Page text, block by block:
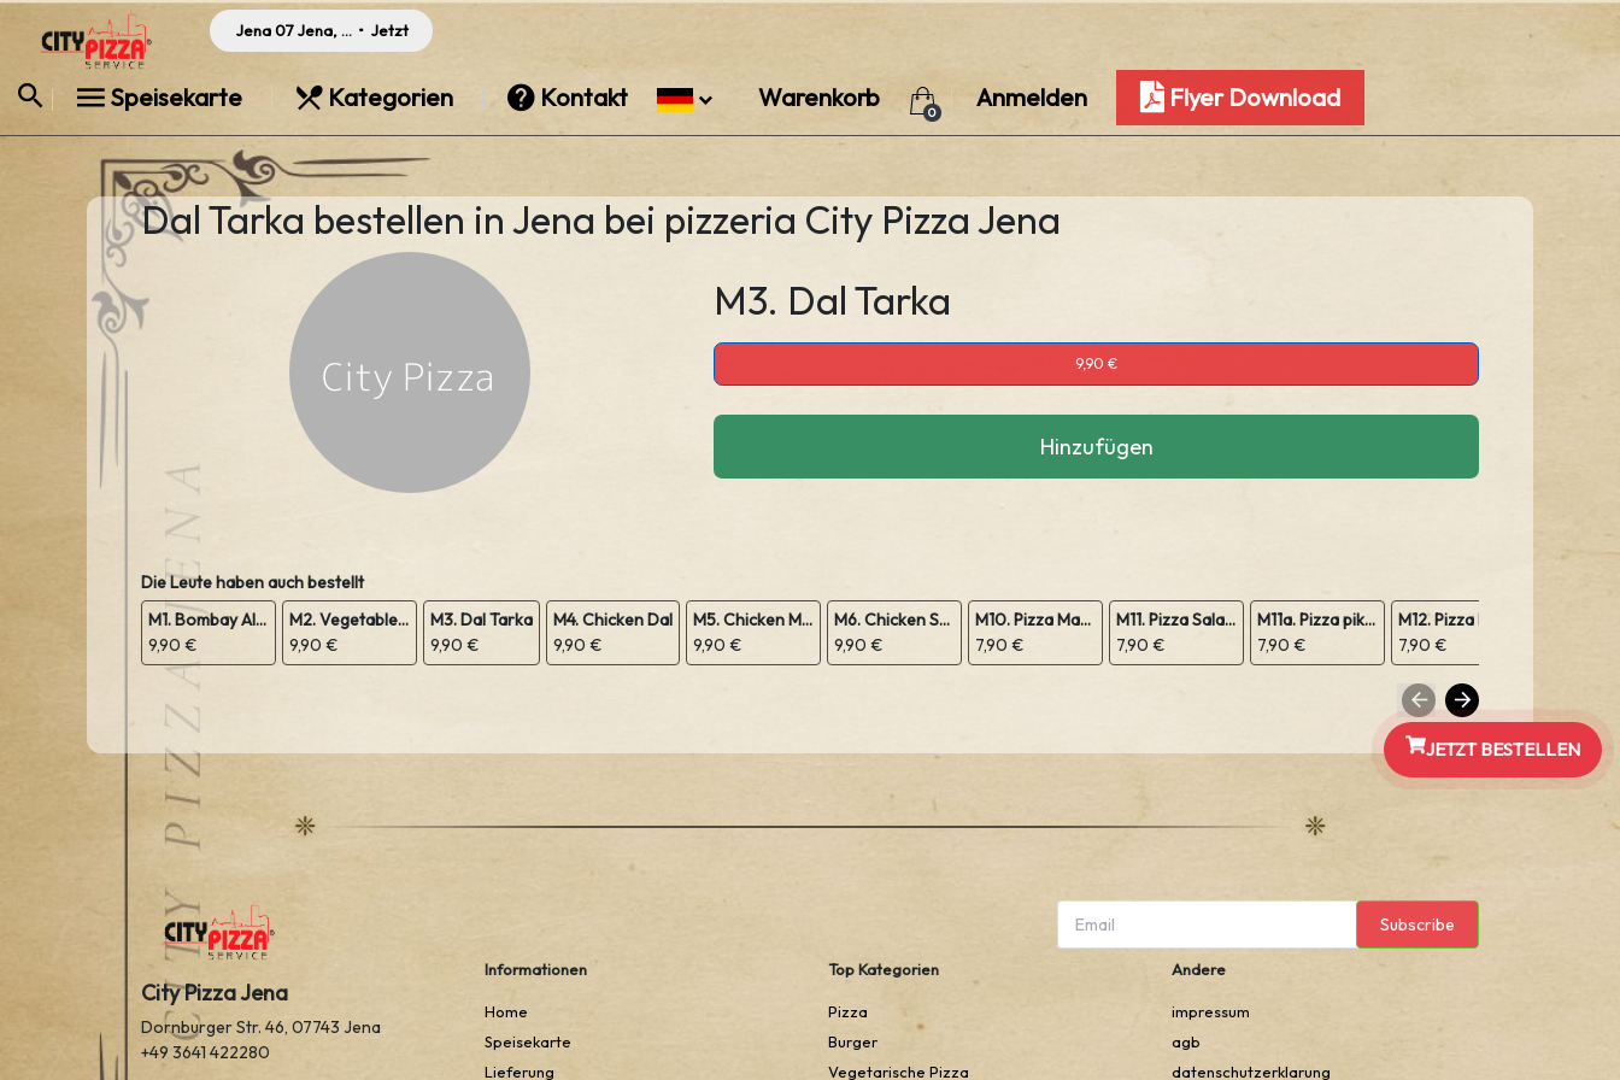
Jena 07 Jena, Germany
•Jetzt
Speisekarte Kategorien Kontakt Warenkorb
0
Anmelden Flyer Download
Dal Tarka bestellen in Jena bei pizzeria City Pizza Jena
M3. Dal Tarka
9,90 €
Hinzufügen
Die Leute haben auch bestellt
M1. Bombay Aloo
9,90 €
M2. Vegetable Sabji
9,90 €
M3. Dal Tarka
9,90 €
M4. Chicken Dal
9,90 €
M5. Chicken Mushroom
9,90 €
M6. Chicken Sabji
9,90 €
M10. Pizza Margeritha
7,90 €
M11. Pizza Salami
7,90 €
M11a. Pizza pikant Peperoniwurst
7,90 €
7,90 €
Subscribe
City Pizza Jena
Dornburger Str. 46, 07743 Jena
+49 3641 422280
Informationen
Home
Speisekarte
Lieferung
Top Kategorien
Pizza
Burger
Vegetarische Pizza
Andere
impressum
agb
datenschutzerklarung
JETZT BESTELLEN